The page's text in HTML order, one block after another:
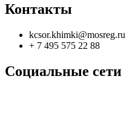
Контакты
kcsor.khimki@mosreg.ru
+ 7 495 575 22 88
Социальные сети